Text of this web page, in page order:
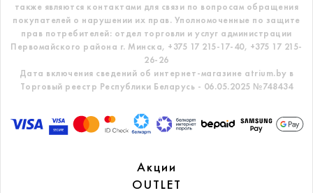
также являются контактами для связи по вопросам обращения
покупателей о нарушении их прав. Уполномоченные по защите
прав потребителей: отдел торговли и услуг администрации
Первомайского района г. Минска, +375 17 215-17-40, +375 17 215-
26-26
Дата включения сведений об интернет-магазине atrium.by в
Торговый реестр Республики Беларусь - 06.05.2025 №748434
Акции
OUTLET